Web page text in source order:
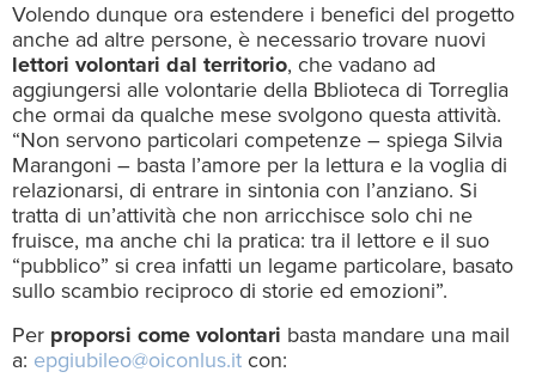
Volendo dunque ora estendere i benefici del progetto
anche ad altre persone, è necessario trovare nuovi
lettori volontari dal territorio, che vadano ad
aggiungersi alle volontarie della Bblioteca di Torreglia
che ormai da qualche mese svolgono questa attività.
“Non servono particolari competenze – spiega Silvia
Marangoni – basta l’amore per la lettura e la voglia di
relazionarsi, di entrare in sintonia con l’anziano. Si
tratta di un’attività che non arricchisce solo chi ne
fruisce, ma anche chi la pratica: tra il lettore e il suo
“pubblico” si crea infatti un legame particolare, basato
sullo scambio reciproco di storie ed emozioni”.
Per proporsi come volontari basta mandare una mail
a: epgiubileo@oiconlus.it con: